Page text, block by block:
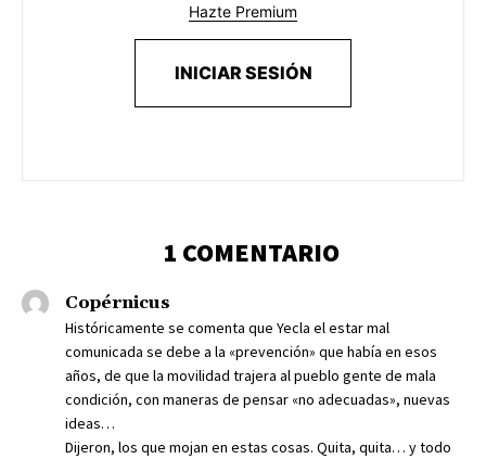
Hazte Premium
INICIAR SESIÓN
1 COMENTARIO
Copérnicus
Históricamente se comenta que Yecla el estar mal
comunicada se debe a la «prevención» que había en esos
años, de que la movilidad trajera al pueblo gente de mala
condición, con maneras de pensar «no adecuadas», nuevas
ideas…
Dijeron, los que mojan en estas cosas. Quita, quita… y todo